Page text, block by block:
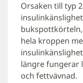
Orsaken till typ
hela kroppen
längre fungerar
och fettvävnad.